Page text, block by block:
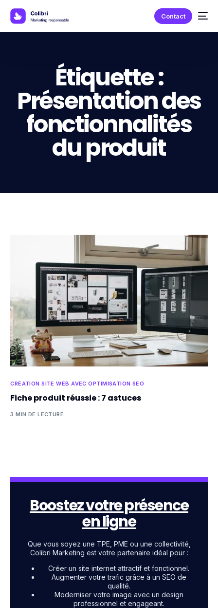
Contact
Étiquette :
Présentation des
fonctionnalités
du produit
CRÉATION SITE WEB AVEC OPTIMISATION SEO
Fiche produit réussie : 7 astuces
3 MIN DE LECTURE
Boostez votre présence
en ligne
Que vous soyez une TPE, PME ou une collectivité,
Colibri Marketing est votre partenaire idéal pour :
Créer un site internet attractif et fonctionnel.
Augmenter votre trafic grâce à un SEO de
qualité.
Moderniser votre image avec un design
professionnel et engageant.